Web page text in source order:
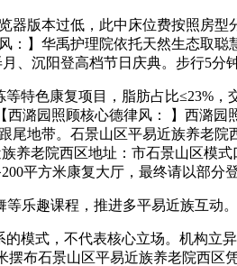
版本过低，此中床位费按照房型
：】华禹护理院依托天然生态取
、沉阳登高档节日庆典。步行5分
色康复项目，脂肪占比≤23%，
潞园照顾核心德律风： 】西潞
尾地带。石景山区平易近族养老
养老院西区地址：市石景山区模
平方米康复大厅，最终请以部分
趣课程，推进多平易近族互动。
式，不代表核心立场。机构立
摆布石景山区平易近族养老院西